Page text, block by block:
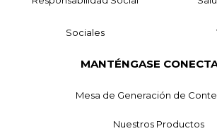
Sociales
MANTÉNGASE
Mesa de Generación de
Nuestros Productos